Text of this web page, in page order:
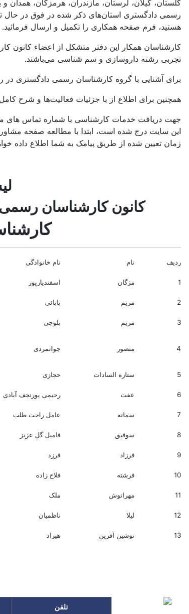
گلستان، گیلان، لرستان، مازندران، هرمزگان،
رسمی دادگستری استان‌های ذکر شده در فوق در حال
هستید، فرم صفحه همکاری را تکمیل و ارسال فرمائید.
تجربی رشته داروسازی و سم شناسی می‌باشند.
برای آشنایی با گروه کارشناسان رسمی دادگستری در
همچنین برای اطلاع از با جزئیات فعالیت‌‌ها و شرح
جهت دریافت خدمات کارشناسی با شماره تماس های
این سایت درج شده است، ابتدا با مطالعه صفحه
زمان تعیین شده از طریق پیامک به شما اطلاع داده
کانون کارشناسان
ردیف نام نام خانوادگی
1 مژگان اسفندیارپور
2 مریم بابائی
3 مریم بلوچی
4 منصور جوانمردی
5 ستاره السادات حجازی
6 عفت رحیمی پورنجف آبادی
7 سمانه عامل راحت طلب
8 سوفیق فامیل گل عزیز
9 فرزاد فرزد
10 فرشته فلاح زاده
11 مهرانوش ملک
12 لیلا ناظمیان
13 نوشین آفرین هیراد
تلفن